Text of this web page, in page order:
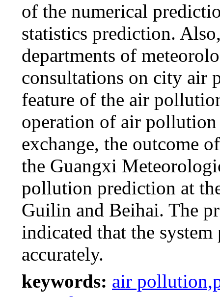
of the numerical
statistics prediction.
departments of
consultations on city air
feature of the air
operation of air pollution
exchange, the outcome
the Guangxi
pollution prediction at
Guilin and Beihai. The
indicated that the
accurately.
keywords: air